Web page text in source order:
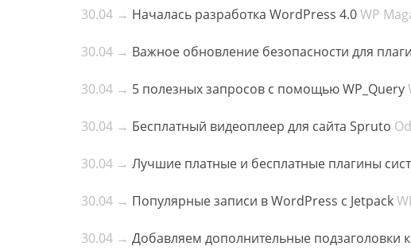
30.04 → Началась разработка WordPress 4.0WP
30.04 → Важное обновление безопасности для
30.04 → 5 полезных запросов с помощью WP_Query
30.04 → Бесплатный видеоплеер для сайта Spruto
30.04 → Лучшие платные и бесплатные плагины
30.04 → Популярные записи в WordPress с Jetpack
30.04 → Добавляем дополнительные подзаголовки